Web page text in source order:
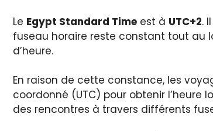
Le Egypt Standard Time est à UTC+2.
fuseau horaire reste constant tout au
d’heure.
En raison de cette constance, les
coordonné (UTC) pour obtenir l’heure
des rencontres à travers différents